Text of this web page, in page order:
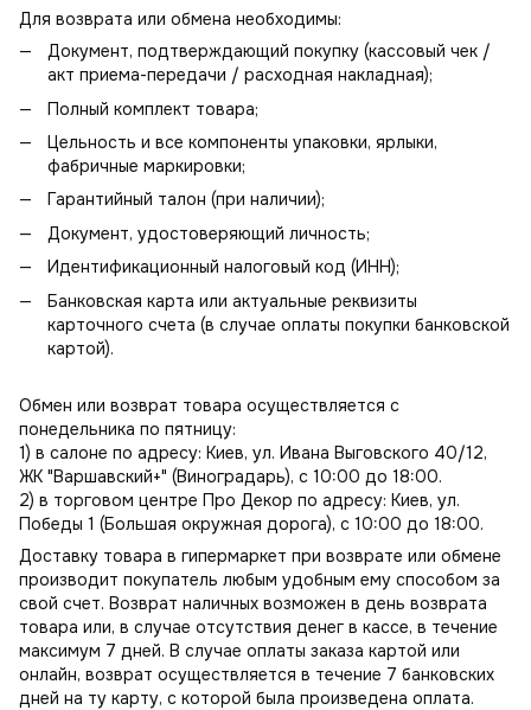
Для возврата или обмена необходимы:
Документ, подтверждающий покупку (кассовый чек /
акт приема-передачи / расходная накладная);
Полный комплект товара;
Цельность и все компоненты упаковки, ярлыки,
фабричные маркировки;
Гарантийный талон (при наличии);
Документ, удостоверяющий личность;
Идентификационный налоговый код (ИНН);
Банковская карта или актуальные реквизиты
карточного счета (в случае оплаты покупки банковской
картой).
Обмен или возврат товара осуществляется с
понедельника по пятницу:
1) в салоне по адресу: Киев, ул. Ивана Выговского 40/12,
ЖК "Варшавский+" (Виноградарь), с 10:00 до 18:00.
2) в торговом центре Про Декор по адресу: Киев, ул.
Победы 1 (Большая окружная дорога), с 10:00 до 18:00.
Доставку товара в гипермаркет при возврате или обмене
производит покупатель любым удобным ему способом за
свой счет. Возврат наличных возможен в день возврата
товара или, в случае отсутствия денег в кассе, в течение
максимум 7 дней. В случае оплаты заказа картой или
онлайн, возврат осуществляется в течение 7 банковских
дней на ту карту, с которой была произведена оплата.